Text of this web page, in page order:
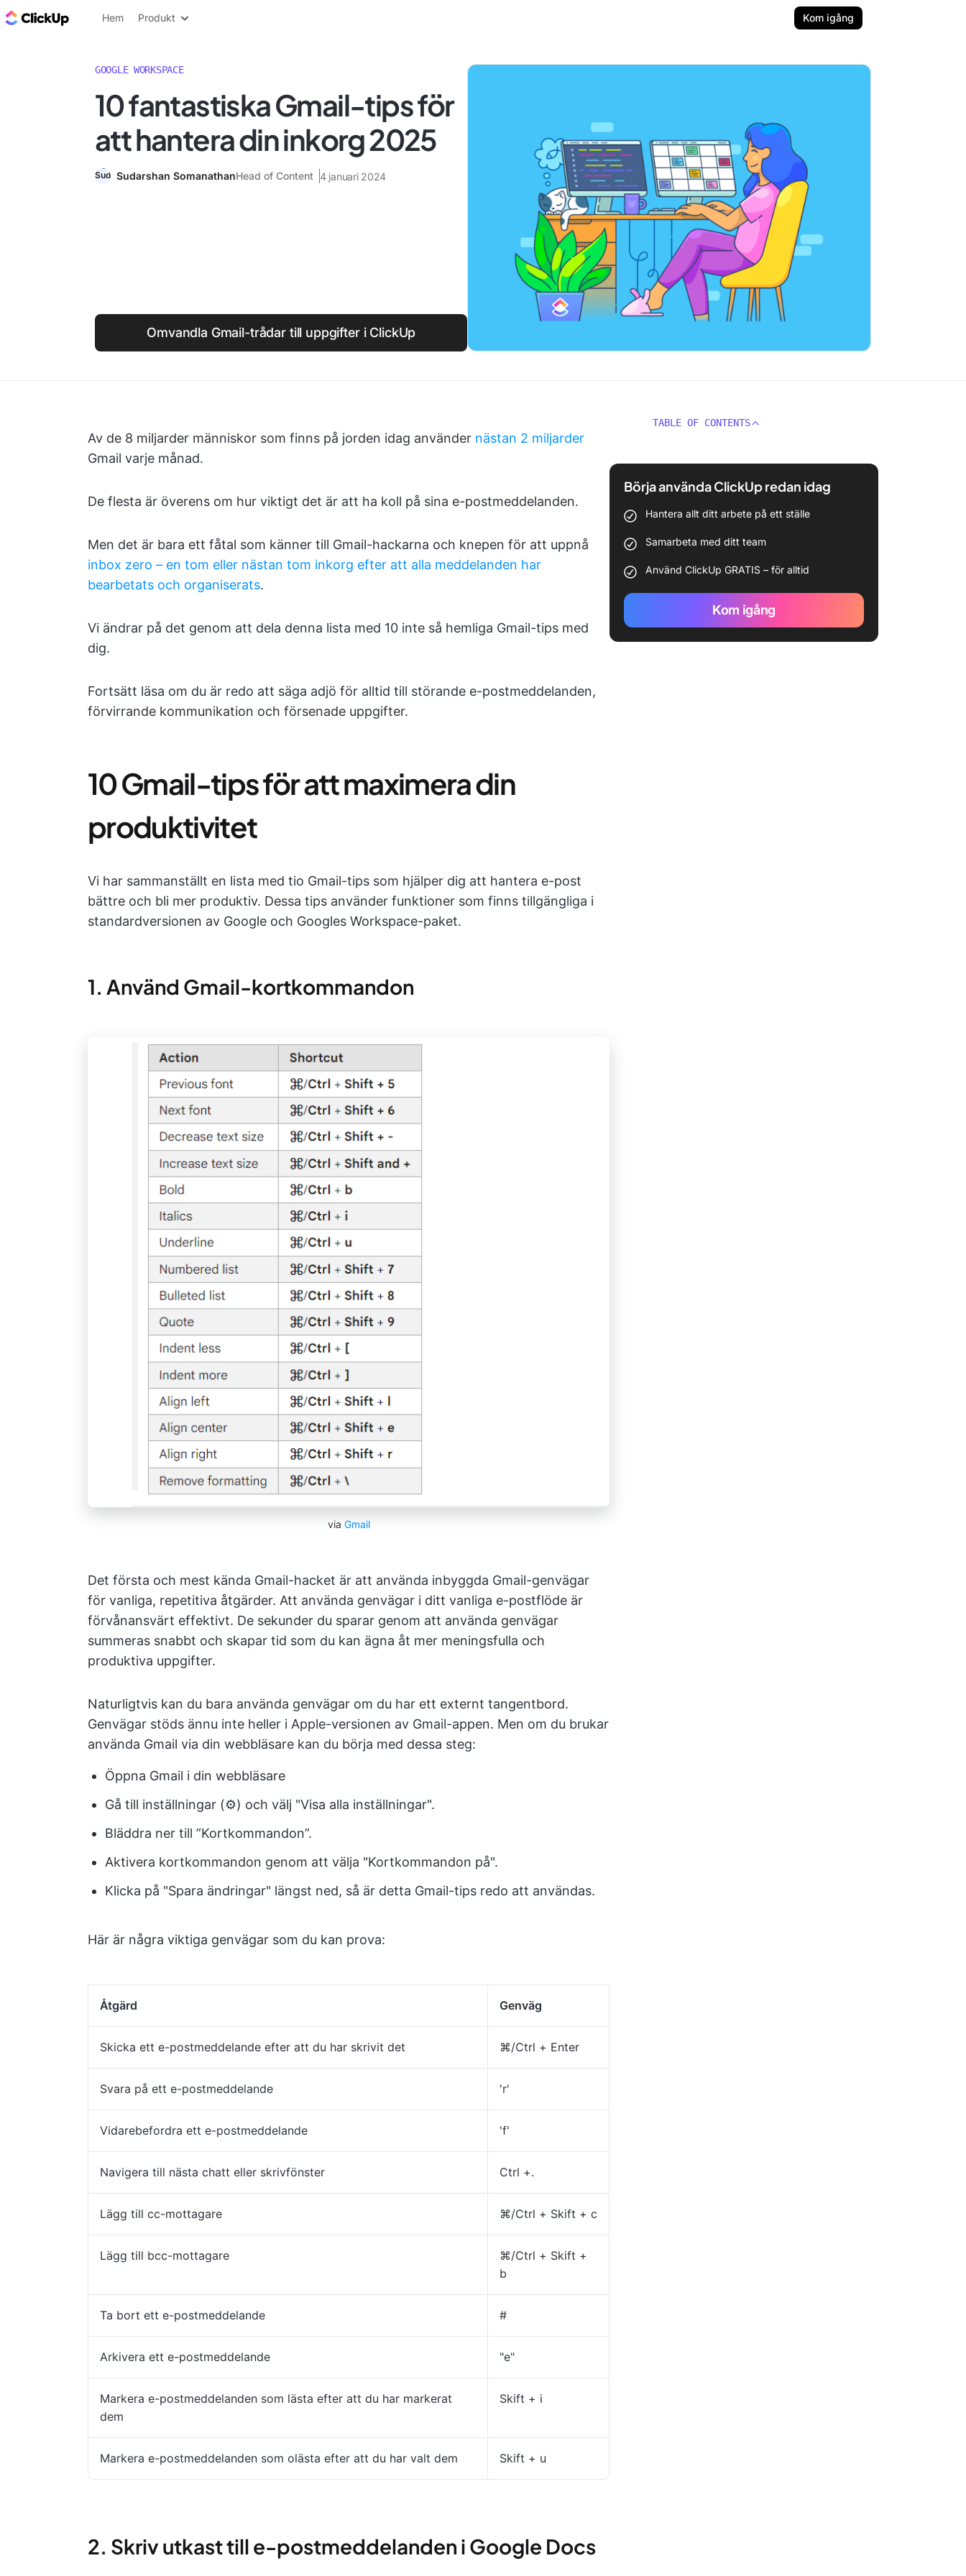
ClickUp-bloggen
Hem Produkt Kom igång
GOOGLE WORKSPACE
10 fantastiska Gmail-tips för
att hantera din inkorg 2025
Sudarshan SomanathanHead of Content 4 januari 2024
Omvandla Gmail-trådar till uppgifter i ClickUp
Av de 8 miljarder människor som finns på jorden idag använder nästan 2 miljarder
Gmail varje månad.
De flesta är överens om hur viktigt det är att ha koll på sina e-postmeddelanden.
Men det är bara ett fåtal som känner till Gmail-hackarna och knepen för att uppnå
inbox zero – en tom eller nästan tom inkorg efter att alla meddelanden har
bearbetats och organiserats.
Vi ändrar på det genom att dela denna lista med 10 inte så hemliga Gmail-tips med
dig.
Fortsätt läsa om du är redo att säga adjö för alltid till störande e-postmeddelanden,
förvirrande kommunikation och försenade uppgifter.
10 Gmail-tips för att maximera din
produktivitet
Vi har sammanställt en lista med tio Gmail-tips som hjälper dig att hantera e-post
bättre och bli mer produktiv. Dessa tips använder funktioner som finns tillgängliga i
standardversionen av Google och Googles Workspace-paket.
1. Använd Gmail-kortkommandon
via Gmail
Det första och mest kända Gmail-hacket är att använda inbyggda Gmail-genvägar
för vanliga, repetitiva åtgärder. Att använda genvägar i ditt vanliga e-postflöde är
förvånansvärt effektivt. De sekunder du sparar genom att använda genvägar
summeras snabbt och skapar tid som du kan ägna åt mer meningsfulla och
produktiva uppgifter.
Naturligtvis kan du bara använda genvägar om du har ett externt tangentbord.
Genvägar stöds ännu inte heller i Apple-versionen av Gmail-appen. Men om du brukar
använda Gmail via din webbläsare kan du börja med dessa steg:
Öppna Gmail i din webbläsare
Gå till inställningar (⚙️) och välj "Visa alla inställningar".
Bläddra ner till ”Kortkommandon”.
Aktivera kortkommandon genom att välja "Kortkommandon på".
Klicka på "Spara ändringar" längst ned, så är detta Gmail-tips redo att användas.
Här är några viktiga genvägar som du kan prova:
Åtgärd Genväg
Skicka ett e-postmeddelande efter att du har skrivit det ⌘/Ctrl + Enter
Svara på ett e-postmeddelande 'r'
Vidarebefordra ett e-postmeddelande 'f'
Navigera till nästa chatt eller skrivfönster Ctrl +.
Lägg till cc-mottagare ⌘/Ctrl + Skift + c
Lägg till bcc-mottagare
⌘/Ctrl + Skift +
b
Ta bort ett e-postmeddelande #
Arkivera ett e-postmeddelande "e"
Markera e-postmeddelanden som lästa efter att du har markerat
dem
Skift + i
Markera e-postmeddelanden som olästa efter att du har valt dem Skift + u
2. Skriv utkast till e-postmeddelanden i Google Docs
TABLE OF CONTENTS
Börja använda ClickUp redan idag
Hantera allt ditt arbete på ett ställe
Samarbeta med ditt team
Använd ClickUp GRATIS – för alltid
Kom igång